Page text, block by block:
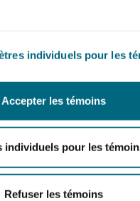
individuels pour les
Accepter les témoins
individuels pour les
Refuser les témoins
road traffic
death by
and
of industrial
agriculture,
distilling and
construction
such as